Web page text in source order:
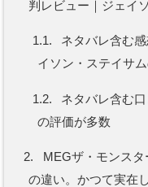
判レビュー｜ジェイ
1.1.
ネタバレ含む
イソン・ステイサ
1.2.
ネタバレ含む
の評価が多数
2.
MEGザ・モンス
の違い。かつて実在